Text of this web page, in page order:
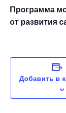
Программа
от развития
Добавить в